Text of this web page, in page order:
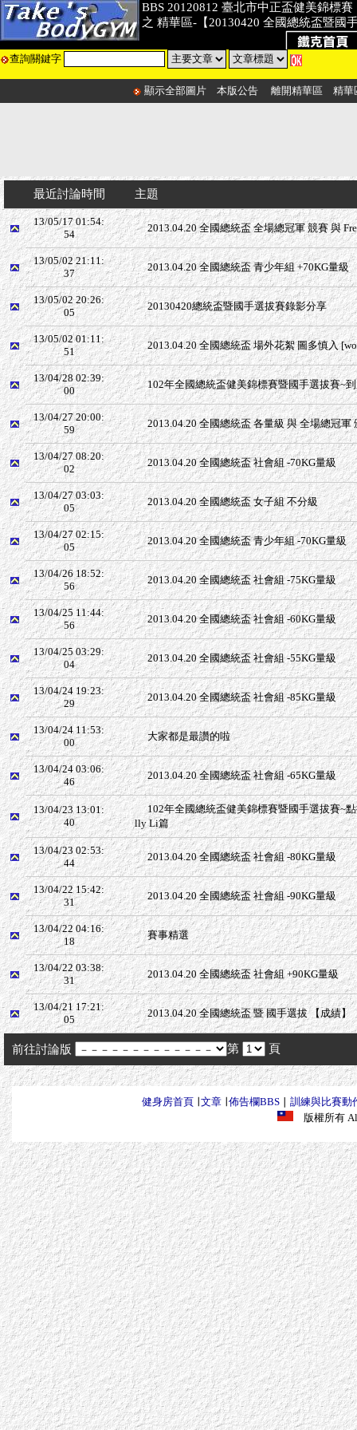
BBS 20120812 臺北市中正盃健美錦標賽
之 精華區-【20130420 全國總統盃暨國
查詢關鍵字
顯示全部圖片 本版公告 離開精華區 精華
最近討論時間 主題
13/05/17 01:54:
54
2013.04.20 全國總統盃 全場總冠軍 競賽 與
13/05/02 21:11:
37
2013.04.20 全國總統盃 青少年組 +70KG量級
13/05/02 20:26:
05
20130420總統盃暨國手選拔賽錄影分享
13/05/02 01:11:
51
2013.04.20 全國總統盃 場外花絮 圖多慎入
13/04/28 02:39:
00
102年全國總統盃健美錦標賽暨國手選拔賽~
13/04/27 20:00:
59
2013.04.20 全國總統盃 各量級 與 全場總冠軍
13/04/27 08:20:
02
2013.04.20 全國總統盃 社會組 -70KG量級
13/04/27 03:03:
05
2013.04.20 全國總統盃 女子組 不分級
13/04/27 02:15:
05
2013.04.20 全國總統盃 青少年組 -70KG量級
13/04/26 18:52:
56
2013.04.20 全國總統盃 社會組 -75KG量級
13/04/25 11:44:
56
2013.04.20 全國總統盃 社會組 -60KG量級
13/04/25 03:29:
04
2013.04.20 全國總統盃 社會組 -55KG量級
13/04/24 19:23:
29
2013.04.20 全國總統盃 社會組 -85KG量級
13/04/24 11:53:
00
大家都是最讚的啦
13/04/24 03:06:
46
2013.04.20 全國總統盃 社會組 -65KG量級
13/04/23 13:01:
40
102年全國總統盃健美錦標賽暨國手選拔賽~
lly Li篇
13/04/23 02:53:
44
2013.04.20 全國總統盃 社會組 -80KG量級
13/04/22 15:42:
31
2013.04.20 全國總統盃 社會組 -90KG量級
13/04/22 04:16:
18
賽事精選
13/04/22 03:38:
31
2013.04.20 全國總統盃 社會組 +90KG量級
13/04/21 17:21:
05
2013.04.20 全國總統盃 暨 國手選拔 【成績】
前往討論版 第 頁
健身房首頁∣ 文章∣ 佈告欄BBS∣ 訓練與比賽動
版權所有